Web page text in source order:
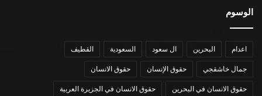
الوسوم
اعدام البحرين ال سعود السعودية القطيف
جمال خاشقجي حقوق الإنسان حقوق الانسان
حقوق الانسان في البحرين حقوق الانسان في الجزيرة العربية